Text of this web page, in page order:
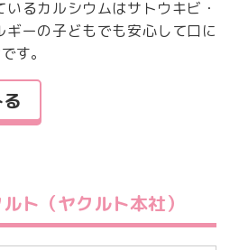
るカルシウムはサトウキビ・
ギーの子どもでも安心して口に
す。
ト（ヤクルト本社）